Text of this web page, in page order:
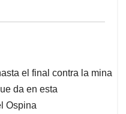
el final contra la mina
da en esta
Ospina